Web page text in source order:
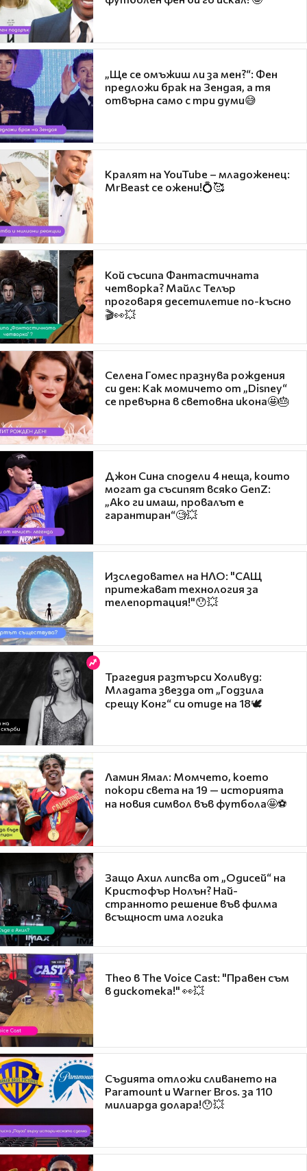
„Ще се омъжиш ли за мен?“: Фен
предложи брак на Зендая, а тя
отвърна само с три думи😅
Кралят на YouTube – младоженец:
MrBeast се ожени!💍🥰
Кой съсипа Фантастичната
четворка? Майлс Телър
проговаря десетилетие по-късно
🎬👀💥
Селена Гомес празнува рождения
си ден: Как момичето от „Disney“
се превърна в световна икона🤩🎂
Джон Сина сподели 4 неща, които
могат да съсипят всяко GenZ:
„Ако ги имаш, провалът е
гарантиран“🧐💥
Изследовател на НЛО: "САЩ
притежават технология за
телепортация!"😯💥
Трагедия разтърси Холивуд:
Младата звезда от „Годзила
срещу Конг“ си отиде на 18🕊️
Ламин Ямал: Момчето, което
покори света на 19 — историята
на новия символ във футбола🤩⚽
Защо Ахил липсва от „Одисей“ на
Кристофър Нолън? Най-
странното решение във филма
всъщност има логика
Theo в The Voice Cast: "Правен съм
в дискотека!" 👀💥
Съдията отложи сливането на
Paramount и Warner Bros. за 110
милиарда долара!😯💥